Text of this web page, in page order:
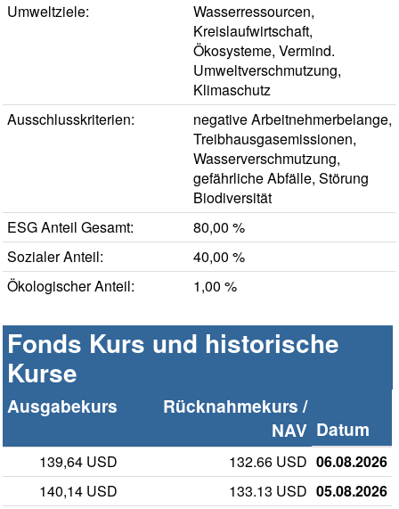
Umweltziele:
Wasserressourcen,
Kreislaufwirtschaft,
Ökosysteme, Vermind.
Umweltverschmutzung,
Klimaschutz
Ausschlusskriterien:
negative Arbeitnehmerbelange,
Treibhausgasemissionen,
Wasserverschmutzung,
gefährliche Abfälle, Störung
Biodiversität
ESG Anteil Gesamt:
80,00 %
Sozialer Anteil:
40,00 %
Ökologischer Anteil:
1,00 %
Fonds Kurs und historische
Kurse
Ausgabekurs
Rücknahmekurs /
NAV Datum
139,64 USD 132.66 USD 06.08.2026
140,14 USD
133.13 USD 05.08.2026